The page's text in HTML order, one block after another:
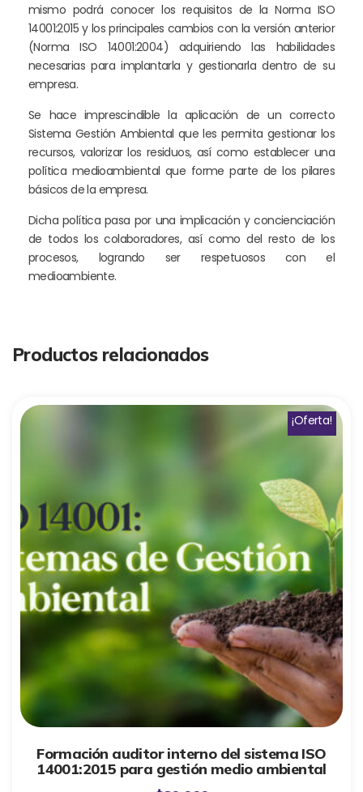
mismo podrá conocer los requisitos de la Norma ISO
14001:2015 y los principales cambios con la versión anterior
(Norma ISO 14001:2004) adquiriendo las habilidades
necesarias para implantarla y gestionarla dentro de su
empresa.
Se hace imprescindible la aplicación de un correcto
Sistema Gestión Ambiental que les permita gestionar los
recursos, valorizar los residuos, así como establecer una
política medioambiental que forme parte de los pilares
básicos de la empresa.
Dicha política pasa por una implicación y concienciación
de todos los colaboradores, así como del resto de los
procesos, logrando ser respetuosos con el
medioambiente.
Productos relacionados
¡Oferta!
Formación auditor interno del sistema ISO
14001:2015 para gestión medio ambiental